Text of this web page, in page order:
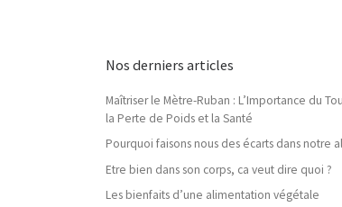
Nos derniers articles
Maîtriser le Mètre-Ruban : L’Importance du
la Perte de Poids et la Santé
Pourquoi faisons nous des écarts dans notre
Etre bien dans son corps, ca veut dire quoi ?
Les bienfaits d’une alimentation végétale